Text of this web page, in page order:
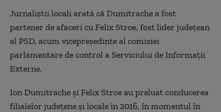
Jurnaliștii locali arată că Dumitrache a fost
partener de afaceri cu Felix Stroe, fost lider județean
al PSD, acum vicepreședinte al comisiei
parlamentare de control a Serviciului de Informații
Externe.
Ion Dumitrache și Felix Stroe au preluat conducerea
filialelor județene și locale în 2016, în momentul în